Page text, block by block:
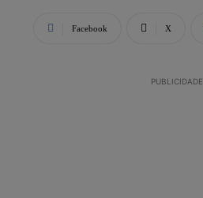
Facebook X
PUBLICIDADE